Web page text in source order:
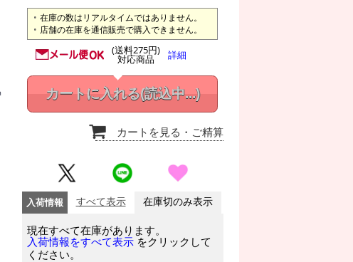
在庫の数はリアルタイムではありません。
店舗の在庫を通信販売で購入できません。
(送料275円)
対応商品 詳細
カートに入れる(読込中...)
カートを見る ・ご精算
入荷情報 すべて表示 在庫切のみ表示
現在すべて在庫があります。
入荷情報をすべて表示 をクリックして
ください。